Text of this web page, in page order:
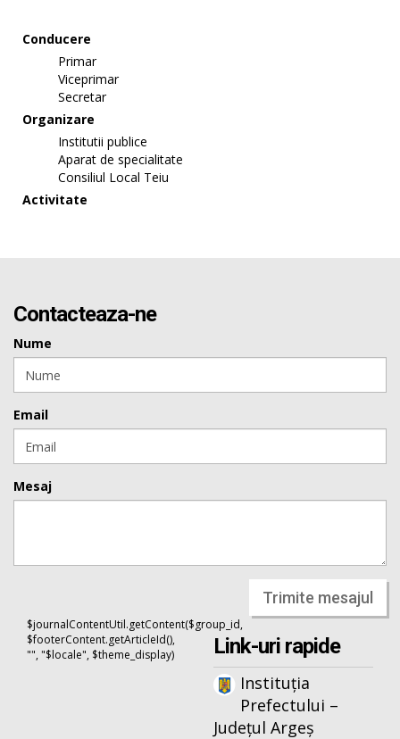
Conducere
Primar
Viceprimar
Secretar
Organizare
Institutii publice
Aparat de specialitate
Consiliul Local Teiu
Activitate
Contacteaza-ne
Nume
Email
Mesaj
Trimite mesajul
$journalContentUtil.getContent($group_id,
$footerContent.getArticleId(),
"", "$locale", $theme_display)
Link-uri rapide
Instituția
Prefectului –
Județul Argeș